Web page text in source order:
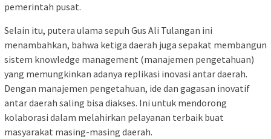
pemerintah pusat.
Selain itu, putera ulama sepuh Gus Ali Tulangan ini
menambahkan, bahwa ketiga daerah juga sepakat membangun
sistem knowledge management (manajemen pengetahuan)
yang memungkinkan adanya replikasi inovasi antar daerah.
Dengan manajemen pengetahuan, ide dan gagasan inovatif
antar daerah saling bisa diakses. Ini untuk mendorong
kolaborasi dalam melahirkan pelayanan terbaik buat
masyarakat masing-masing daerah.